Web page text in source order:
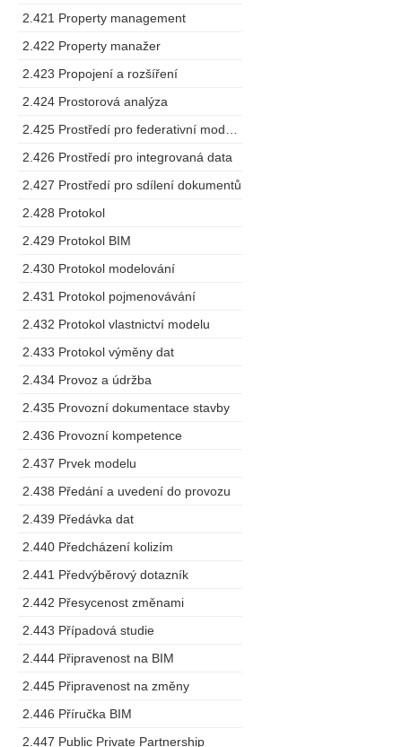
2.421 Property management
2.422 Property manažer
2.423 Propojení a rozšíření
2.424 Prostorová analýza
2.426 Prostředí pro integrovaná data
2.427 Prostředí pro sdílení dokumentů
2.428 Protokol
2.429 Protokol BIM
2.430 Protokol modelování
2.431 Protokol pojmenovávání
2.432 Protokol vlastnictví modelu
2.433 Protokol výměny dat
2.434 Provoz a údržba
2.435 Provozní dokumentace stavby
2.436 Provozní kompetence
2.437 Prvek modelu
2.438 Předání a uvedení do provozu
2.439 Předávka dat
2.440 Předcházení kolizím
2.441 Předvýběrový dotazník
2.442 Přesycenost změnami
2.443 Případová studie
2.444 Připravenost na BIM
2.445 Připravenost na změny
2.446 Příručka BIM
2.447 Public Private Partnership